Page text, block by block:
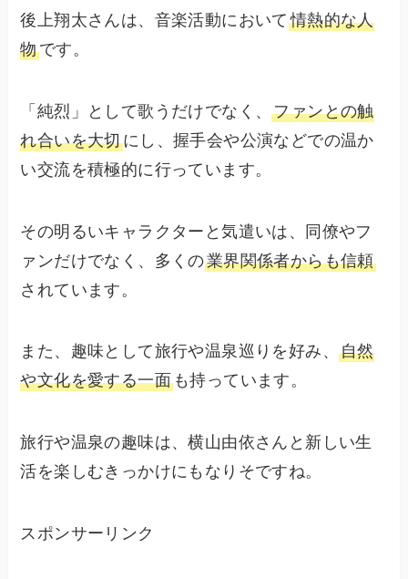
後上翔太さんは、音楽活動において 情熱的な人
物です。
「純烈」として歌うだけでなく、ファンとの触
れ合いを大切にし、握手会や公演などでの温か
い交流を積極的に行っています。
その明るいキャラクターと気遣いは、同僚やフ
ァンだけでなく、多くの業界関係者からも信頼
されています。
また、趣味として旅行や温泉巡りを好み、自然
や文化を愛する一面 も持っています。
旅行や温泉の趣味は、横山由依さんと新しい生
活を楽しむきっかけにもなりそですね。
スポンサーリンク